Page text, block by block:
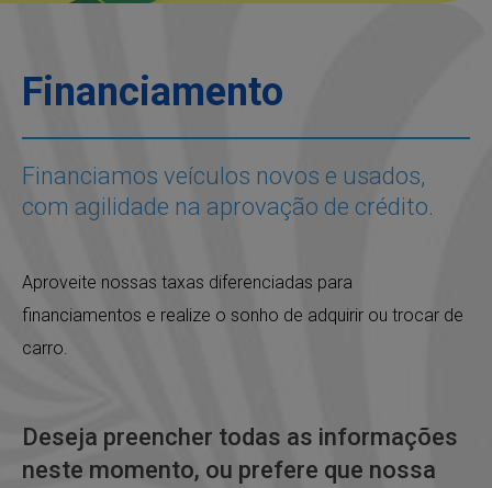
Financiamento
Financiamos veículos novos e usados,
com agilidade na aprovação de crédito.
Aproveite nossas taxas diferenciadas para
financiamentos e realize o sonho de adquirir ou trocar de
carro.
Deseja preencher todas as informações
neste momento, ou prefere que nossa